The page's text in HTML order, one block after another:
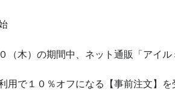
（木）の期間中、ネット通販「アイル
用で１０％オフになる【事前注文】を